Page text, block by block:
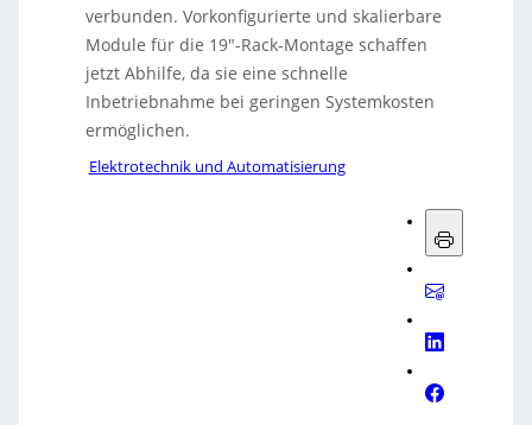
verbunden. Vorkonfigurierte und skalierbare
Module für die 19″-Rack-Montage schaffen
jetzt Abhilfe, da sie eine schnelle
Inbetriebnahme bei geringen Systemkosten
ermöglichen.
Elektrotechnik und Automatisierung